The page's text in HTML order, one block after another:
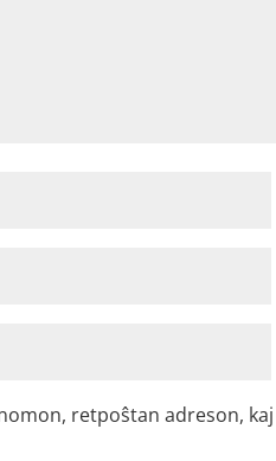
retpoŝtan adreson,